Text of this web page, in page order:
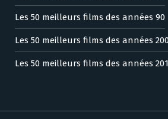
Les 50 meilleurs films des années 90
Les 50 meilleurs films des années
Les 50 meilleurs films des années